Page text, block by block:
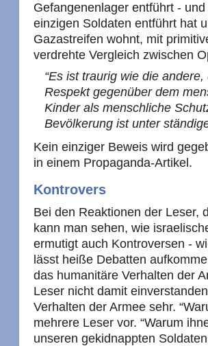
Gefangenenlager entführt -
einzigen Soldaten entführt hat
Gazastreifen wohnt, mit
verdrehte Vergleich zwischen
“Es ist traurig wie die
Respekt gegenüber dem
Kinder als menschliche
Bevölkerung ist unter
Kein einziger Beweis wird
in einem Propaganda-Artikel.
Kontrovers
Bei den Reaktionen der Leser,
kann man sehen, wie
ermutigt auch Kontroversen -
lässt heiße Debatten
das humanitäre Verhalten der
Leser nicht damit
Verhalten der Armee sehr.
mehrere Leser vor. “Warum
unseren gekidnappten